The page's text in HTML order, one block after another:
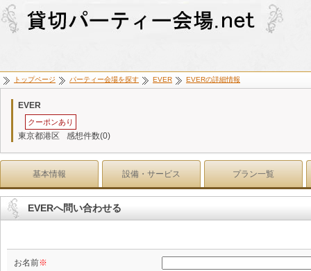
トップページ パーティー会場を探す EVER EVERの詳細情報
EVER
クーポンあり
東京都港区 感想件数(0)
基本情報 設備・サービス プラン一覧
EVERへ問い合わせる
お名前※